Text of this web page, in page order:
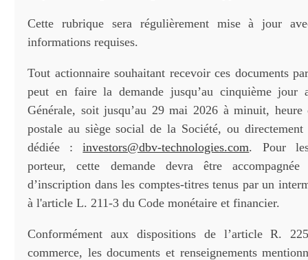
Cette rubrique sera régulièrement mise à jour
informations requises.
Tout actionnaire souhaitant recevoir ces documents
peut en faire la demande jusqu’au cinquième jour
Générale, soit jusqu’au 29 mai 2026 à minuit,
postale au siège social de la Société, ou directement
dédiée :investors@dbv-technologies.com. Pour
porteur, cette demande devra être accompagnée
d’inscription dans les comptes-titres tenus par un
à l'article L. 211-3 du Code monétaire et financier.
Conformément aux dispositions de l’article R.
commerce, les documents et renseignements